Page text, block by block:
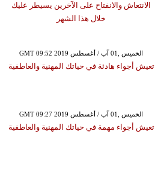
الانتعاش والانفتاح على الآخرين يسيطر عليك
خلال هذا الشهر
GMT 09:52 2019 الخميس ,01 آب / أغسطس
تعيش أجواء هادئة في حياتك المهنية والعاطفية
GMT 09:27 2019 الخميس ,01 آب / أغسطس
تعيش أجواء مهمة في حياتك المهنية والعاطفية